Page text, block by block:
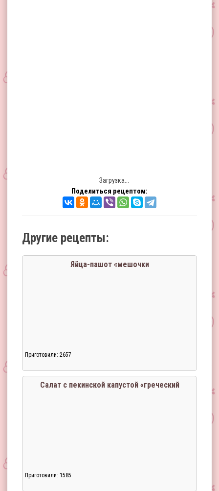
Загрузка...
Поделиться рецептом:
Другие рецепты:
Яйца-пашот «мешочки
Приготовили: 2657
Салат с пекинской капустой «греческий
Приготовили: 1585